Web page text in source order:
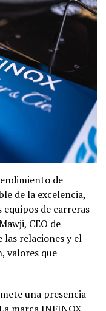
de
de la excelencia,
de carreras
CEO de
relaciones y el
valores que
una presencia